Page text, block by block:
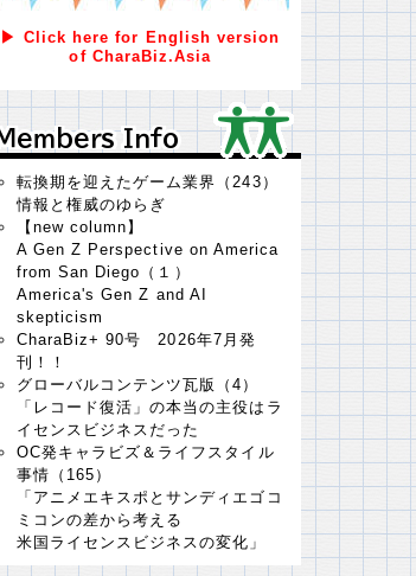
▶ Click here for English version
of CharaBiz.Asia
ｅｍｂｅｒｓ Ｉｎｆｏ
ｅｍｂｅｒｓ Ｉｎｆｏ
転換期を迎えたゲーム業界（243）
情報と権威のゆらぎ
【new column】
A Gen Z Perspective on America
from San Diego（１）
America's Gen Z and AI
skepticism
CharaBiz+ 90号 2026年7月発
刊！！
グローバルコンテンツ瓦版（4）
「レコード復活」の本当の主役はラ
イセンスビジネスだった
OC発キャラビズ＆ライフスタイル
事情（165）
「アニメエキスポとサンディエゴコ
ミコンの差から考える
米国ライセンスビジネスの変化」